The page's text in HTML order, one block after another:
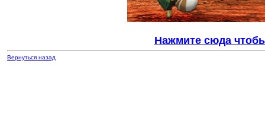
Нажмите сюда
Вернуться назад